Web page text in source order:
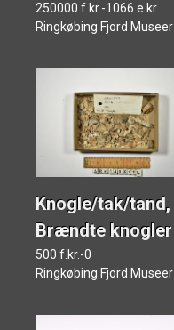
250000 f.kr.-1066 e.kr.
Ringkøbing Fjord Museer
Knogle/tak/tand,
Brændte knogler
500 f.kr.-0
Ringkøbing Fjord Museer